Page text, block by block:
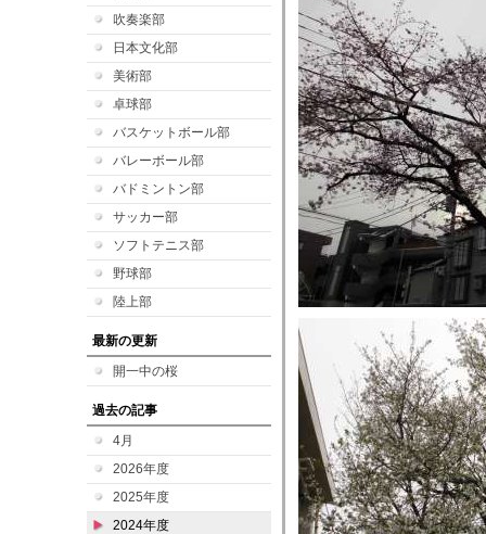
吹奏楽部
日本文化部
美術部
卓球部
バスケットボール部
バレーボール部
バドミントン部
サッカー部
ソフトテニス部
野球部
陸上部
最新の更新
開一中の桜
過去の記事
4月
2026年度
2025年度
2024年度